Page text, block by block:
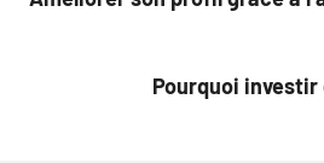
de
Pourquoi